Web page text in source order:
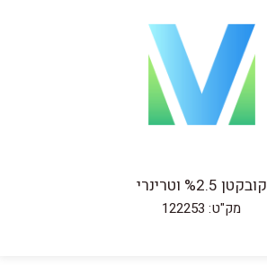
קובקטן %2.5 וטרינרי
מק"ט: 122253